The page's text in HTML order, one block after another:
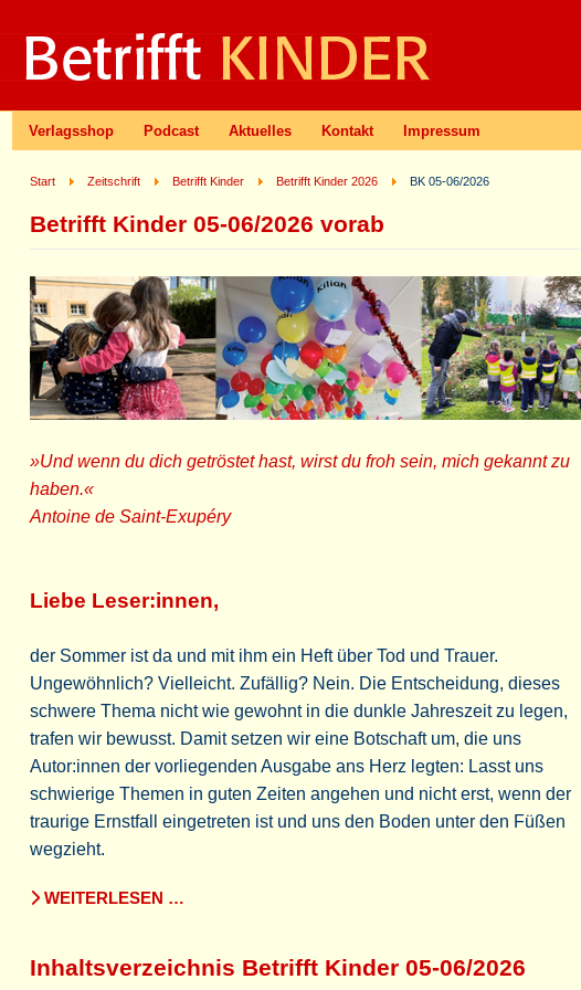
Verlagsshop Podcast Aktuelles Kontakt Impressum
Start Zeitschrift Betrifft Kinder Betrifft Kinder 2026 BK 05-06/2026
Betrifft Kinder 05-06/2026 vorab
»Und wenn du dich getröstet hast, wirst du froh sein, mich gekannt zu
haben.«
Antoine de Saint-Exupéry
Liebe Leser:innen,
der Sommer ist da und mit ihm ein Heft über Tod und Trauer.
Ungewöhnlich? Vielleicht. Zufällig? Nein. Die Entscheidung, dieses
schwere Thema nicht wie gewohnt in die dunkle Jahreszeit zu legen,
trafen wir bewusst. Damit setzen wir eine Botschaft um, die uns
Autor:innen der vorliegenden Ausgabe ans Herz legten: Lasst uns
schwierige Themen in guten Zeiten angehen und nicht erst, wenn der
traurige Ernstfall eingetreten ist und uns den Boden unter den Füßen
wegzieht.
WEITERLESEN …
Inhaltsverzeichnis Betrifft Kinder 05-06/2026